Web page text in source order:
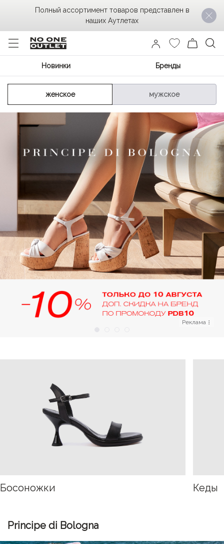
Новинки Бренды
женское мужское
Реклама
Босоножки Кеды
Principe di Bologna
Полный ассортимент товаров представлен в
наших Аутлетах